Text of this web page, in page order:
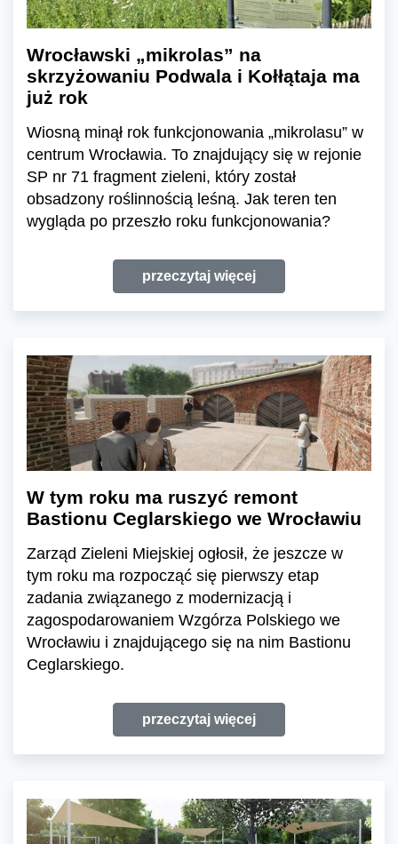
Wrocławski „mikrolas” na
skrzyżowaniu Podwala i Kołłątaja ma
już rok
Wiosną minął rok funkcjonowania „mikrolasu” w
centrum Wrocławia. To znajdujący się w rejonie
SP nr 71 fragment zieleni, który został
obsadzony roślinnością leśną. Jak teren ten
wygląda po przeszło roku funkcjonowania?
przeczytaj więcej
W tym roku ma ruszyć remont
Bastionu Ceglarskiego we Wrocławiu
Zarząd Zieleni Miejskiej ogłosił, że jeszcze w
tym roku ma rozpocząć się pierwszy etap
zadania związanego z modernizacją i
zagospodarowaniem Wzgórza Polskiego we
Wrocławiu i znajdującego się na nim Bastionu
Ceglarskiego.
przeczytaj więcej